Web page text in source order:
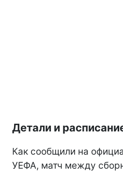
Детали и
Как сообщили на
УЕФА, матч между